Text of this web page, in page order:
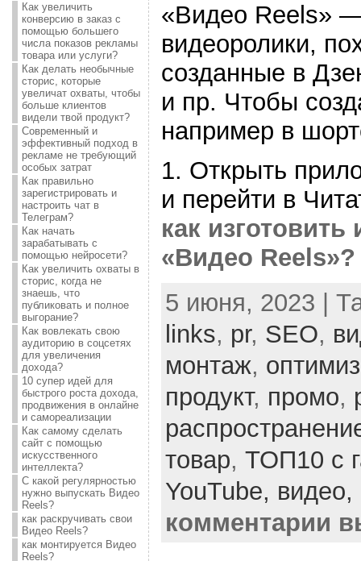
Как увеличить
конверсию в заказ с
помощью большего
числа показов рекламы
товара или услуги?
Как делать необычные
сторис, которые
увеличат охваты, чтобы
больше клиентов
видели твой продукт?
Современный и
эффективный подход в
рекламе не требующий
особых затрат
Как правильно
зарегистрировать и
настроить чат в
Телеграм?
Как начать
зарабатывать с
помощью нейросети?
Как увеличить охваты в
сторис, когда не
знаешь, что
публиковать и полное
выгорание?
Как вовлекать свою
аудиторию в соцсетях
для увеличения
дохода?
10 супер идей для
быстрого роста дохода,
продвижения в онлайне
и самореализации
Как самому сделать
сайт с помощью
искусственного
интеллекта?
С какой регулярностью
нужно выпускать Видео
Reels?
как раскручивать свои
Видео Reels?
как монтируется Видео
Reels?
«Видео Reels»
видеоролики,
созданные в
и пр. Чтобы
например в
1. Открыть
и перейти в
как изготовить
«Видео Reels»?
5 июня, 2023 |
links, pr, SEO,
монтаж,
продукт, промо,
товар, ТОП10 с
YouTube, видео,
комментарии